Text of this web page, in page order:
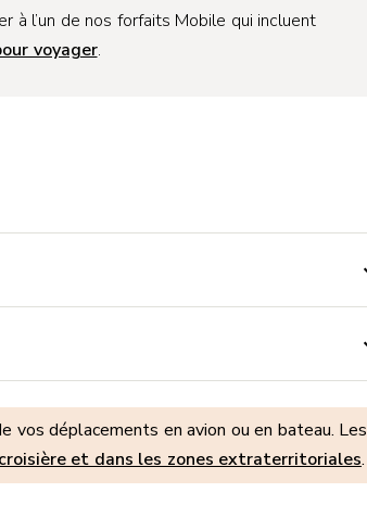
à l’un de nos forfaits Mobile qui incluent
voyager.
vos déplacements en avion ou en bateau. Les
et dans les zones extraterritoriales.